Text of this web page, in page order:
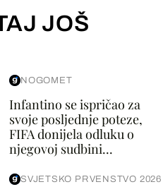
JOŠ
NOGOMET
Infantino se ispričao za
svoje posljednje poteze,
FIFA donijela odluku o
njegovoj sudbini...
SVJETSKO PRVENSTVO 2026